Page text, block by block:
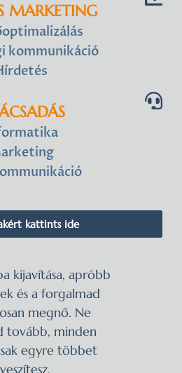
MARKETING
kommunikáció
kattints ide
kijavítása, apróbb
és a forgalmad
megnő. Ne
tovább, minden
egyre többet
veszítesz.